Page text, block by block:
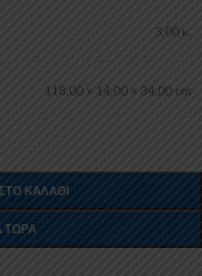
3,00 κ.
118,00 × 14,00 × 34,00 cm
ΚΑΛΆΘΙ
ΤΏΡΑ